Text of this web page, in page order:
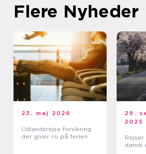
Flere Nyheder
23. maj 2026
Udlandsrejse forsikring
der giver ro på ferien
29.
2025
dansk